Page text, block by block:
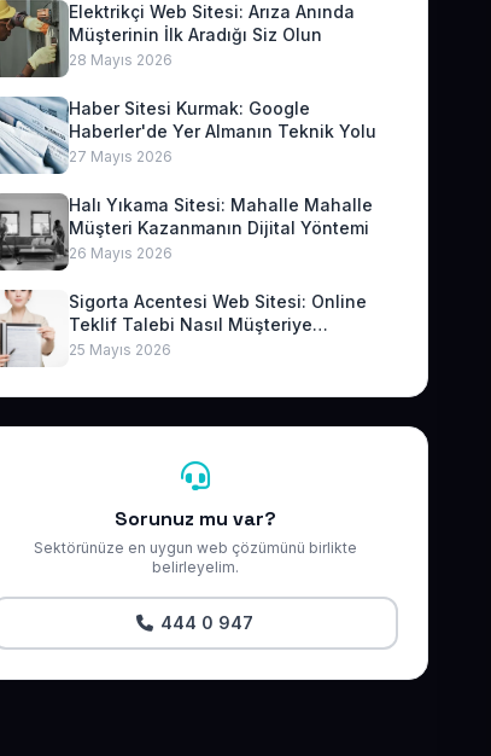
Elektrikçi Web Sitesi: Arıza Anında
Müşterinin İlk Aradığı Siz Olun
28 Mayıs 2026
Haber Sitesi Kurmak: Google
Haberler'de Yer Almanın Teknik Yolu
27 Mayıs 2026
Halı Yıkama Sitesi: Mahalle Mahalle
Müşteri Kazanmanın Dijital Yöntemi
26 Mayıs 2026
Sigorta Acentesi Web Sitesi: Online
Teklif Talebi Nasıl Müşteriye
Dönüşür?
25 Mayıs 2026
Sorunuz mu var?
Sektörünüze en uygun web çözümünü birlikte
belirleyelim.
444 0 947